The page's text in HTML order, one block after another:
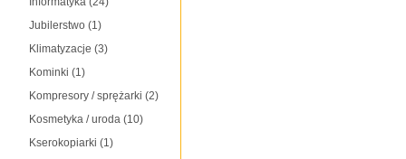
Jubilerstwo (1)
Klimatyzacje (3)
Kominki (1)
Kompresory / sprężarki (2)
Kosmetyka / uroda (10)
Kserokopiarki (1)